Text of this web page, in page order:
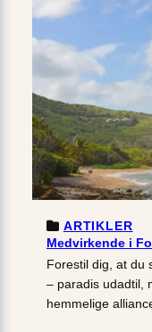
ARTIKLER
Medvirkende i
Forestil dig, at du
– paradis udadtil,
hemmelige